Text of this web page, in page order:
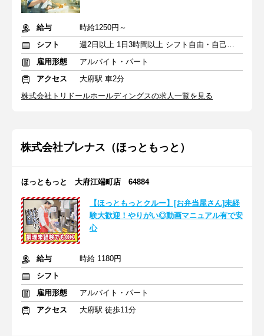
給与
時給1250円～
シフト
週2日以上 1日3時間以上 シフト自由・自己申告
雇用形態
アルバイト・パート
アクセス
大府駅 車2分
株式会社トリドールホールディングスの求人一覧を見る
株式会社プレナス（ほっともっと）
ほっともっと 大府江端町店 64884
【ほっともっとクルー】[お弁当屋さん]未経
験大歓迎！やりがい◎動画マニュアル有で安
心
給与
時給 1180円
シフト
雇用形態
アルバイト・パート
アクセス
大府駅 徒歩11分